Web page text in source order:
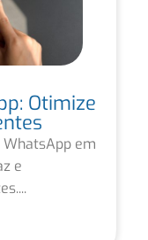
Otimize
em
e